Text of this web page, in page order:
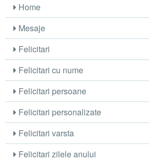
Home
Mesaje
Felicitari
Felicitari cu nume
Felicitari persoane
Felicitari personalizate
Felicitari varsta
Felicitari zilele anului